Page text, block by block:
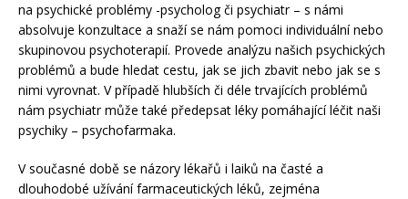
na psychické problémy -psycholog či psychiatr – s námi
absolvuje konzultace a snaží se nám pomoci individuální nebo
skupinovou psychoterapií. Provede analýzu našich psychických
problémů a bude hledat cestu, jak se jich zbavit nebo jak se s
nimi vyrovnat. V případě hlubších či déle trvajících problémů
nám psychiatr může také předepsat léky pomáhající léčit naši
psychiky – psychofarmaka.
V současné době se názory lékařů i laiků na časté a
dlouhodobé užívání farmaceutických léků, zejména